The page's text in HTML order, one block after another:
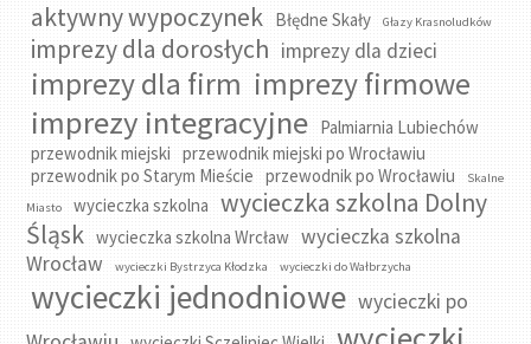
aktywny wypoczynek Błędne Skały Głazy Krasnoludków
imprezy dla dorosłych imprezy dla dzieci
imprezy dla firm imprezy firmowe
imprezy integracyjne Palmiarnia Lubiechów
przewodnik miejski przewodnik miejski po Wrocławiu
przewodnik po Starym Mieście przewodnik po Wrocławiu
Skalne
Miasto
wycieczka szkolna wycieczka szkolna Dolny
Śląsk wycieczka szkolna Wrcław wycieczka szkolna
Wrocław
wycieczki Bystrzyca Kłodzka wycieczki do Wałbrzycha
wycieczki jednodniowe wycieczki po